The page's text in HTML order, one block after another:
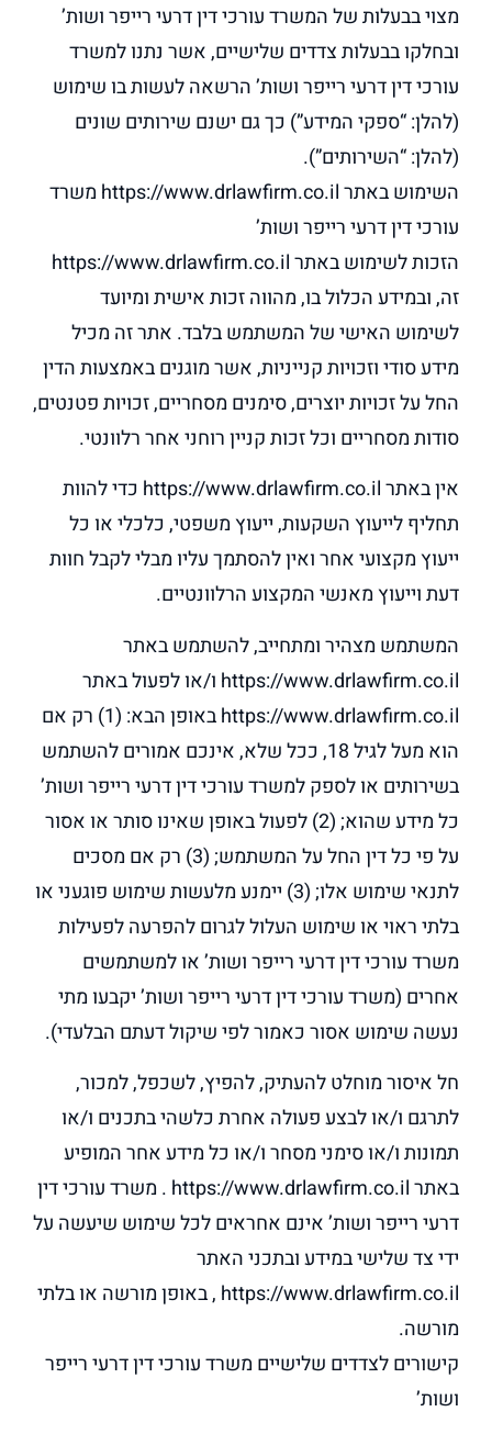
מצוי בבעלות של המשרד עורכי דין דרעי רייפר ושות’
ובחלקו בבעלות צדדים שלישיים, אשר נתנו למשרד
עורכי דין דרעי רייפר ושות’ הרשאה לעשות בו שימוש
(להלן: “ספקי המידע”) כך גם ישנם שירותים שונים
(להלן: “השירותים”).
השימוש באתר https://www.drlawfirm.co.il משרד
עורכי דין דרעי רייפר ושות’
הזכות לשימוש באתר https://www.drlawfirm.co.il
זה, ובמידע הכלול בו, מהווה זכות אישית ומיועד
לשימוש האישי של המשתמש בלבד. אתר זה מכיל
מידע סודי וזכויות קנייניות, אשר מוגנים באמצעות הדין
החל על זכויות יוצרים, סימנים מסחריים, זכויות פטנטים,
סודות מסחריים וכל זכות קניין רוחני אחר רלוונטי.
אין באתר https://www.drlawfirm.co.il כדי להוות
תחליף לייעוץ השקעות, ייעוץ משפטי, כלכלי או כל
ייעוץ מקצועי אחר ואין להסתמך עליו מבלי לקבל חוות
דעת וייעוץ מאנשי המקצוע הרלוונטיים.
המשתמש מצהיר ומתחייב, להשתמש באתר
https://www.drlawfirm.co.il ו/או לפעול באתר
https://www.drlawfirm.co.il באופן הבא: (1) רק אם
הוא מעל לגיל 18, ככל שלא, אינכם אמורים להשתמש
בשירותים או לספק למשרד עורכי דין דרעי רייפר ושות’
כל מידע שהוא; (2) לפעול באופן שאינו סותר או אסור
על פי כל דין החל על המשתמש; (3) רק אם מסכים
לתנאי שימוש אלו; (3) יימנע מלעשות שימוש פוגעני או
בלתי ראוי או שימוש העלול לגרום להפרעה לפעילות
משרד עורכי דין דרעי רייפר ושות’ או למשתמשים
אחרים (משרד עורכי דין דרעי רייפר ושות’ יקבעו מתי
נעשה שימוש אסור כאמור לפי שיקול דעתם הבלעדי).
חל איסור מוחלט להעתיק, להפיץ, לשכפל, למכור,
לתרגם ו/או לבצע פעולה אחרת כלשהי בתכנים ו/או
תמונות ו/או סימני מסחר ו/או כל מידע אחר המופיע
באתר https://www.drlawfirm.co.il . משרד עורכי דין
דרעי רייפר ושות’ אינם אחראים לכל שימוש שיעשה על
ידי צד שלישי במידע ובתכני האתר
https://www.drlawfirm.co.il , באופן מורשה או בלתי
מורשה.
קישורים לצדדים שלישיים משרד עורכי דין דרעי רייפר
ושות’